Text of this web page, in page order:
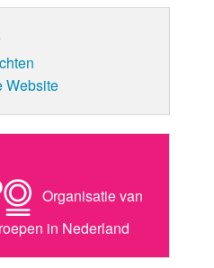
Website
Organisatie van
in Nederland